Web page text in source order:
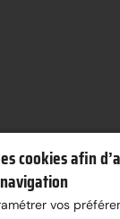
cookies afin
vos